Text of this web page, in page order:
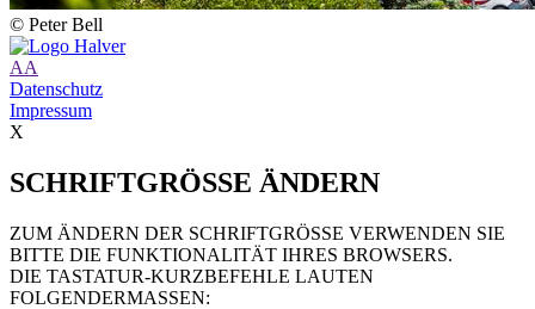
© Peter Bell
AA
Datenschutz
Impressum
X
SCHRIFTGRÖSSE ÄNDERN
ZUM ÄNDERN DER SCHRIFTGRÖSSE VERWENDEN SIE
BITTE DIE FUNKTIONALITÄT IHRES BROWSERS.
DIE TASTATUR-KURZBEFEHLE LAUTEN
FOLGENDERMASSEN: